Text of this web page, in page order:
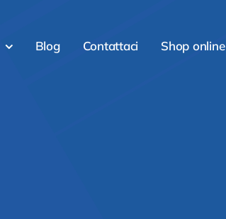
Blog Contattaci Shop online